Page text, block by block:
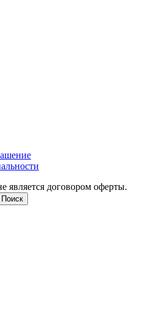
является договором оферты.
Поиск